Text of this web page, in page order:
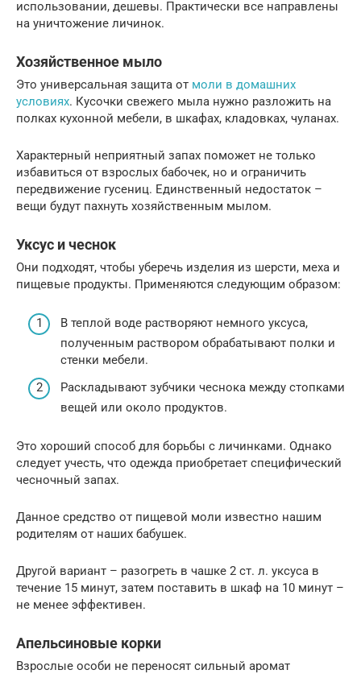
использовании, дешевы. Практически все направлены
на уничтожение личинок.
Хозяйственное мыло
Это универсальная защита от моли в домашних
условиях. Кусочки свежего мыла нужно разложить на
полках кухонной мебели, в шкафах, кладовках, чуланах.
Характерный неприятный запах поможет не только
избавиться от взрослых бабочек, но и ограничить
передвижение гусениц. Единственный недостаток –
вещи будут пахнуть хозяйственным мылом.
Уксус и чеснок
Они подходят, чтобы уберечь изделия из шерсти, меха и
пищевые продукты. Применяются следующим образом:
В теплой воде растворяют немного уксуса,
полученным раствором обрабатывают полки и
стенки мебели.
Раскладывают зубчики чеснока между стопками
вещей или около продуктов.
Это хороший способ для борьбы с личинками. Однако
следует учесть, что одежда приобретает специфический
чесночный запах.
Данное средство от пищевой моли известно нашим
родителям от наших бабушек.
Другой вариант – разогреть в чашке 2 ст. л. уксуса в
течение 15 минут, затем поставить в шкаф на 10 минут –
не менее эффективен.
Апельсиновые корки
Взрослые особи не переносят сильный аромат